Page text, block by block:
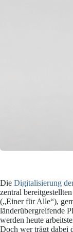
Die Digitalisierung
zentral
(„Einer für Alle“),
länderübergreifende
werden heute
Doch wer trägt dabei